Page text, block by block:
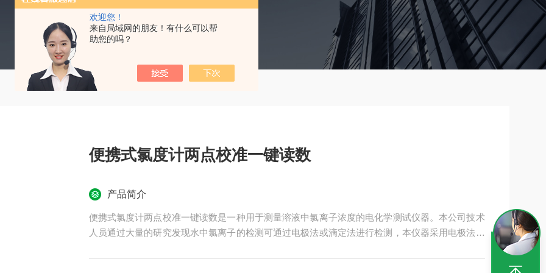
欢迎您！
来自局域网的朋友！有什么可以帮
助您的吗？
便携式氯度计两点校准一键读数
产品简介
便携式氯度计两点校准一键读数是一种用于测量溶液中氯离子浓度的电化学测试仪器。本公司技术
人员通过大量的研究发现水中氯离子的检测可通过电极法或滴定法进行检测，本仪器采用电极法，